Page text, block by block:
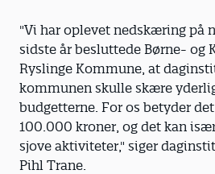
"Vi har oplevet nedskæring på
sidste år besluttede Børne- og
Ryslinge Kommune, at
kommunen skulle skære
budgetterne. For os betyder
100.000 kroner, og det kan
sjove aktiviteter," siger
Pihl Trane.